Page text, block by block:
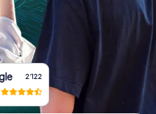
bestellen
2‘122